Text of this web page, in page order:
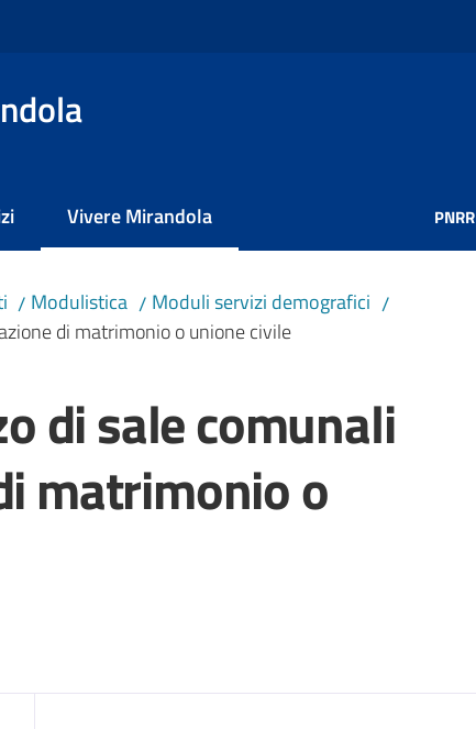
Vivere Mirandola
Menu selezionato PNRR
/ Modulistica / Moduli servizi demografici /
di matrimonio o unione civile
di sale comunali
matrimonio o